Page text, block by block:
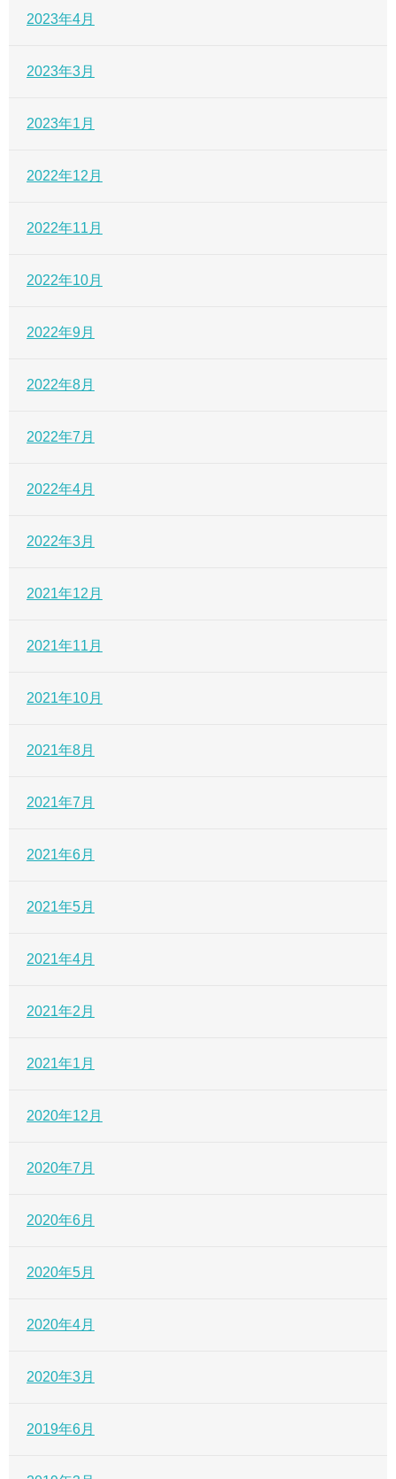
2023年4月
2023年3月
2023年1月
2022年12月
2022年11月
2022年10月
2022年9月
2022年8月
2022年7月
2022年4月
2022年3月
2021年12月
2021年11月
2021年10月
2021年8月
2021年7月
2021年6月
2021年5月
2021年4月
2021年2月
2021年1月
2020年12月
2020年7月
2020年6月
2020年5月
2020年4月
2020年3月
2019年6月